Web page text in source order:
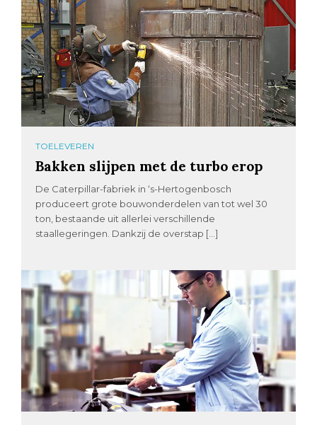
TOELEVEREN
Bakken slijpen met de turbo erop
De Caterpillar-fabriek in ‘s-Hertogenbosch
produceert grote bouwonderdelen van tot wel 30
ton, bestaande uit allerlei verschillende
staallegeringen. Dankzij de overstap […]